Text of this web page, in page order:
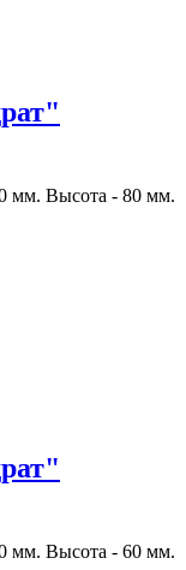
мм. Высота - 80 мм.
мм. Высота - 60 мм.